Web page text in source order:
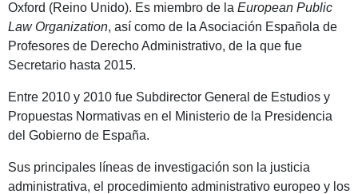
Oxford (Reino Unido). Es miembro de la European Public
Law Organization, así como de la Asociación Española de
Profesores de Derecho Administrativo, de la que fue
Secretario hasta 2015.
Entre 2010 y 2010 fue Subdirector General de Estudios y
Propuestas Normativas en el Ministerio de la Presidencia
del Gobierno de España.
Sus principales líneas de investigación son la justicia
administrativa, el procedimiento administrativo europeo y los